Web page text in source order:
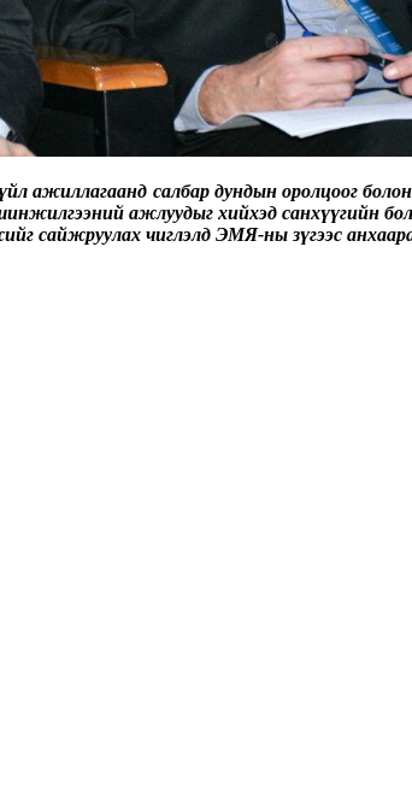
салбар дундын оролцоог
ажлуудыг хийхэд санхүүгийн
сайжруулах чиглэлд ЭМЯ-ны зүгээс